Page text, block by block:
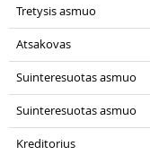
Tretysis asmuo
Atsakovas
Suinteresuotas asmuo
Suinteresuotas asmuo
Kreditorius